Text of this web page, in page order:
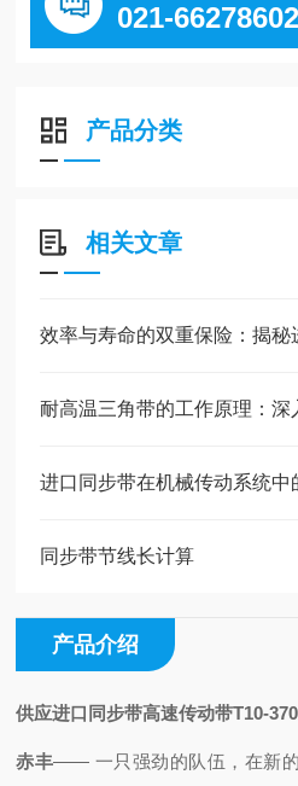
021-66278602
产品分类
相关文章
效率与寿命的双重保险：揭秘
耐高温三角带的工作原理：深
进口同步带在机械传动系统中
同步带节线长计算
产品介绍
供应进口同步带高速传动带T10-370
赤丰—— 一只强劲的队伍， 在新